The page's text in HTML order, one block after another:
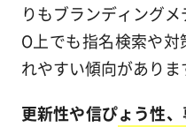
りもブランディング
O上でも指名検索や
れやすい傾向がありま
更新性や信ぴょう性